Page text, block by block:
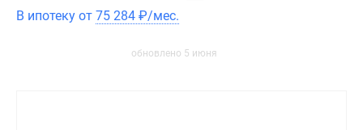
В ипотеку от 75 284 ₽/мес.
обновлено 5 июня